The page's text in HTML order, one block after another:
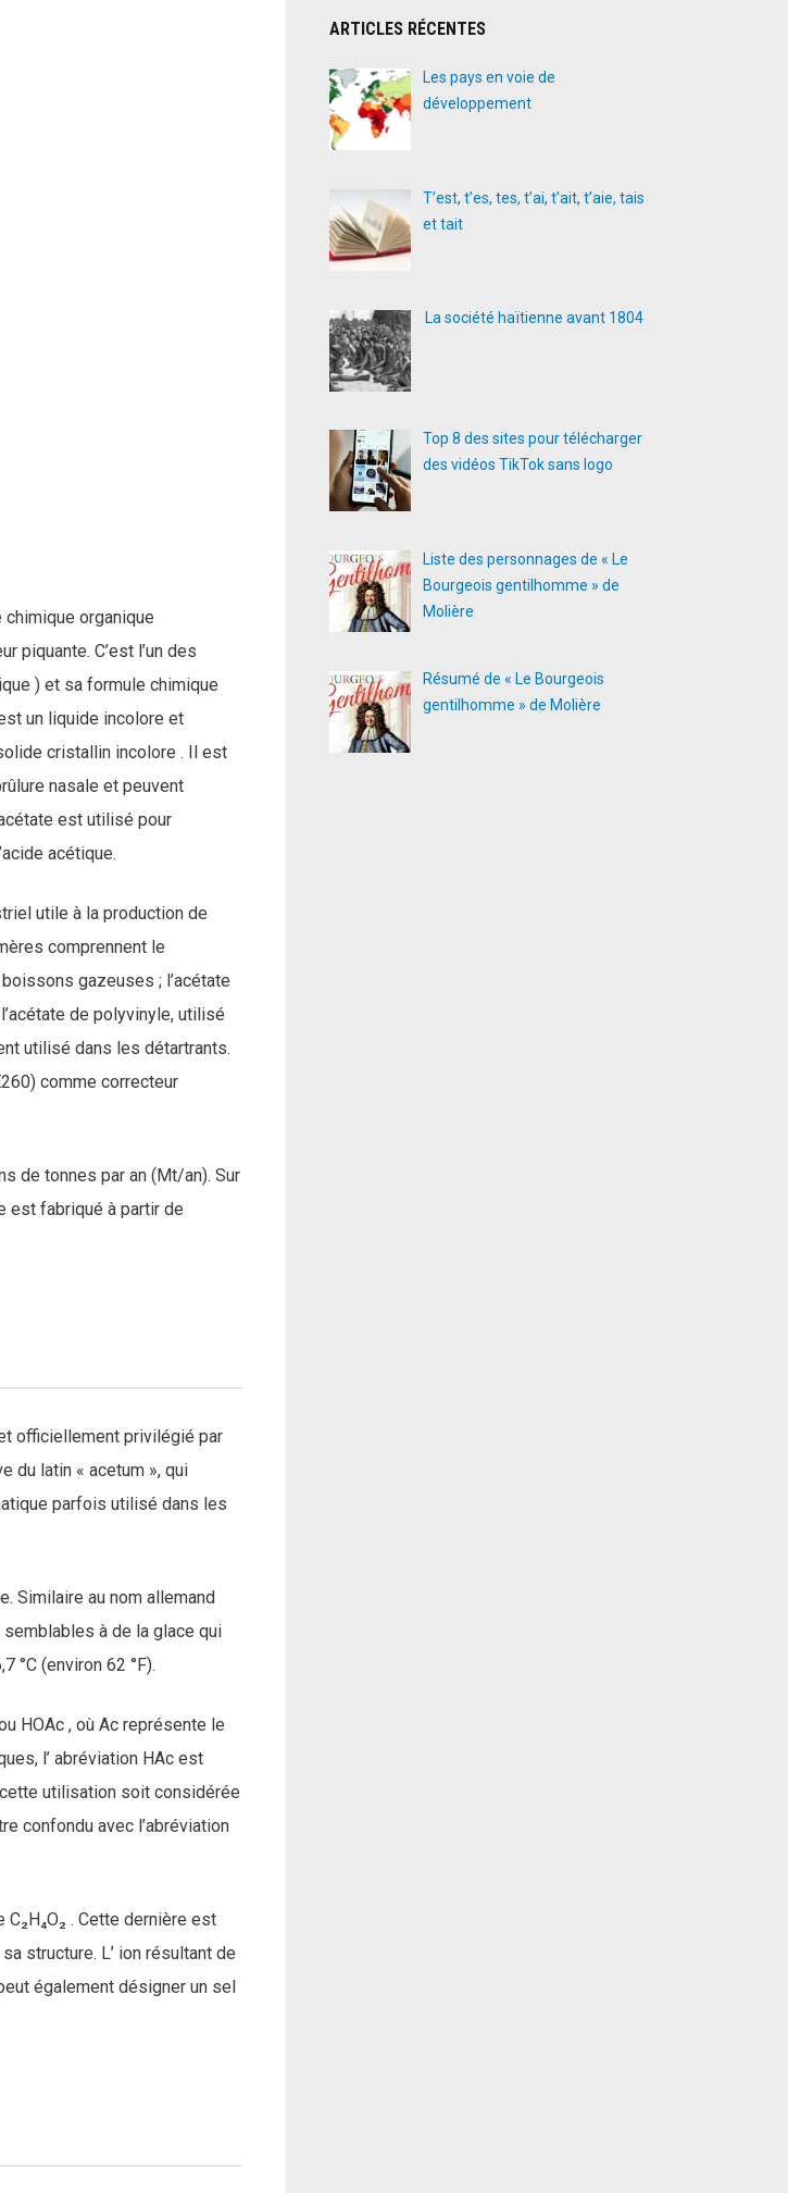
organique
piquante. C’est l’un des
) et sa formule chimique
un liquide incolore et
cristallin incolore . Il est
nasale et peuvent
est utilisé pour
acétique.
utile à la production de
comprennent le
gazeuses ; l’acétate
de polyvinyle, utilisé
utilisé dans les détartrants.
comme correcteur
de tonnes par an (Mt/an). Sur
est fabriqué à partir de
officiellement privilégié par
du latin « acetum », qui
parfois utilisé dans les
Similaire au nom allemand
à de la glace qui
°C (environ 62 °F).
HOAc , où Ac représente le
l’ abréviation HAc est
cette utilisation soit considérée
confondu avec l’abréviation
. Cette dernière est
structure. L’ ion résultant de
également désigner un sel
ARTICLES RÉCENTES
Les pays en voie de
développement
T’est, t’es, tes, t’ai, t’ait, t’aie, tais
et tait
La société haïtienne avant 1804
Top 8 des sites pour télécharger
des vidéos TikTok sans logo
Liste des personnages de « Le
Bourgeois gentilhomme » de
Molière
Résumé de « Le Bourgeois
gentilhomme » de Molière